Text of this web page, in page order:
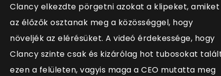
Clancy elkezdte pörgetni azokat a klipeket, amiket
az élőzők osztanak meg a közösséggel, hogy
növeljék az elérésüket. A videó érdekessége, hogy
Clancy szinte csak és kizárólag hot tubosokat
ezen a felületen, vagyis maga a CEO mutatta meg